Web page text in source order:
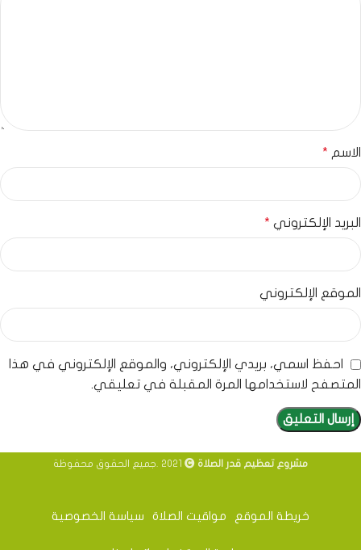
الاسم *
البريد الإلكتروني *
الموقع الإلكتروني
احفظ اسمي، بريدي الإلكتروني، والموقع الإلكتروني في هذا
المتصفح لاستخدامها المرة المقبلة في تعليقي.
مشروع تعظيم قدر الصلاة
خريطة الموقع مواقيت الصلاة سياسة الخصوصية